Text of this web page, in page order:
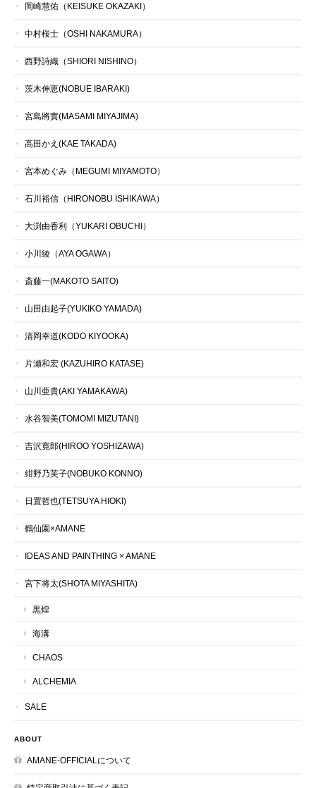
岡崎慧佑（KEISUKE OKAZAKI）
中村桜士（OSHI NAKAMURA）
西野詩織（SHIORI NISHINO）
茨木伸恵(NOBUE IBARAKI)
宮島將實(MASAMI MIYAJIMA)
高田かえ(KAE TAKADA)
宮本めぐみ（MEGUMI MIYAMOTO）
石川裕信（HIRONOBU ISHIKAWA）
大渕由香利（YUKARI OBUCHI）
小川綾（AYA OGAWA）
斎藤一(MAKOTO SAITO)
山田由起子(YUKIKO YAMADA)
清岡幸道(KODO KIYOOKA)
片瀬和宏 (KAZUHIRO KATASE)
山川亜貴(AKI YAMAKAWA)
水谷智美(TOMOMI MIZUTANI)
吉沢寛郎(HIROO YOSHIZAWA)
紺野乃芙子(NOBUKO KONNO)
日置哲也(TETSUYA HIOKI)
鶴仙園×AMANE
IDEAS AND PAINTHING × AMANE
宮下将太(SHOTA MIYASHITA)
黒煌
海溝
CHAOS
ALCHEMIA
SALE
ABOUT
AMANE-OFFICIALについて